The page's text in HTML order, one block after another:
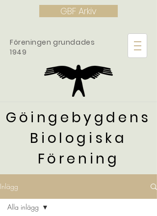
GBF Arkiv
Föreningen grundades
1949
Göingebygdens
Biologiska
Förening
Inlägg
Alla inlägg